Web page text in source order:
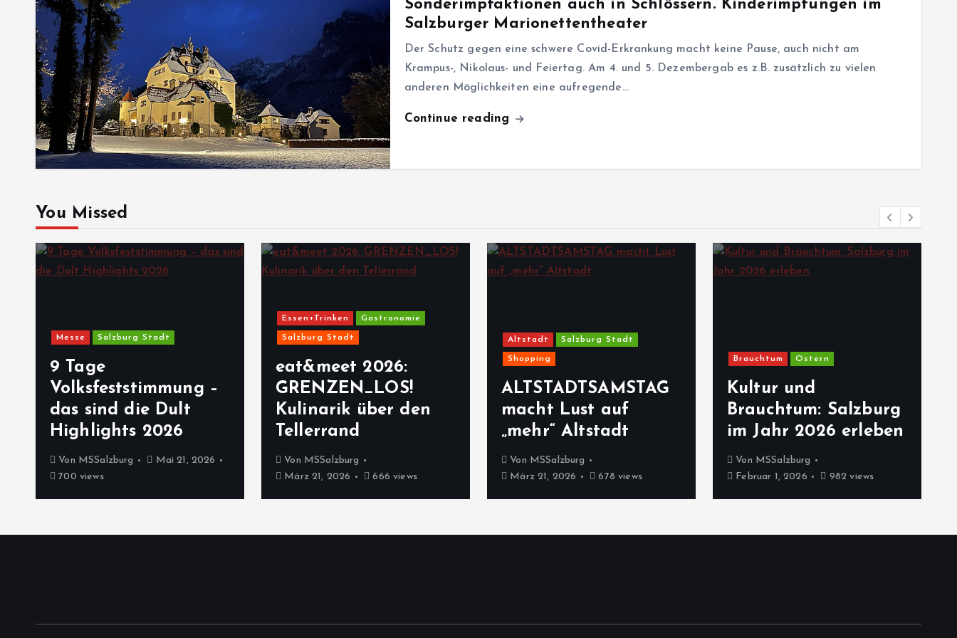
Sonderimpfaktionen auch in Schlössern. Kinderimpfungen im
Salzburger Marionettentheater
Der Schutz gegen eine schwere Covid-Erkrankung macht keine Pause, auch nicht am
Krampus-, Nikolaus- und Feiertag. Am 4. und 5. Dezembergab es z.B. zusätzlich zu vielen
anderen Möglichkeiten eine aufregende…
Continue reading
You Missed
Messe Salzburg Stadt
9 Tage
Volksfeststimmung –
das sind die Dult
Highlights 2026
Von MSSalzburg
Mai 21, 2026
700 views
Essen+Trinken Gastronomie
Salzburg Stadt
eat&meet 2026:
GRENZEN_LOS!
Kulinarik über den
Tellerrand
Von MSSalzburg
März 21, 2026
666 views
Altstadt Salzburg Stadt
Shopping
ALTSTADTSAMSTAG
macht Lust auf
„mehr“ Altstadt
Von MSSalzburg
März 21, 2026
678 views
Brauchtum Ostern
Kultur und
Brauchtum: Salzburg
im Jahr 2026 erleben
Von MSSalzburg
Februar 1, 2026
982 views